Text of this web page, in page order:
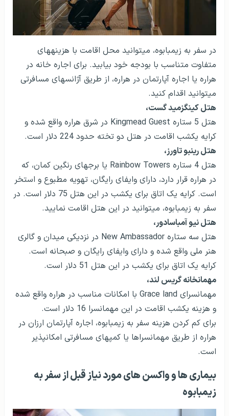
در سفر به زیمبابوه، می­توانید محل اقامت با هزینه­های
متفاوت متناسب با بودجه خود بیابید. برای اجاره خانه در
هراره یا اجاره آپارتمان در هراره، از طریق آژانس­های مسافرتی
می­توانید اقدام کنید.
هتل کینگزمید گست،
هتل 5 ستاره Kingmead Guest در شرق هراره واقع شده و
کرایه یکشب اقامت در هتل دو تخته حدود 224 دلار است.
هتل رین­بو تاورز،
هتل 4 ستاره Rainbow Towers یا برج­های رنگین کمان، که
در هراره قرار دارد، دارای وایفای رایگان، تهویه مطبوع و استخر
است. کرایه یک اتاق برای یکشب در این هتل 75 دلار است. در
سفر به زیمبابوه، می­توانید در این هتل اقامت نمایید.
هتل نیو آمباسادور،
هتل سه ستاره New Ambassador در نزدیکی میدان و گالری
هنر ملی واقع شده و دارای وایفای رایگان و صبحانه است.
کرایه یک اتاق برای یکشب در این هتل 51 دلار است.
مهمانخانه گریس لند،
مهمانسرای Grace land با امکانات مناسب در هراره واقع شده
و هزینه یکشب اقامت در این مهمانسرا 16 دلار است.
برای کم کردن هزینه سفر به زیمبابوه، اجاره آپارتمان ارزان در
هراره از طریق مهمانسراها یا کمپ­های مسافرتی امکان­پذیر
است.
بیماری ها و واکسن های مورد نیاز قبل از سفر به
زیمبابوه